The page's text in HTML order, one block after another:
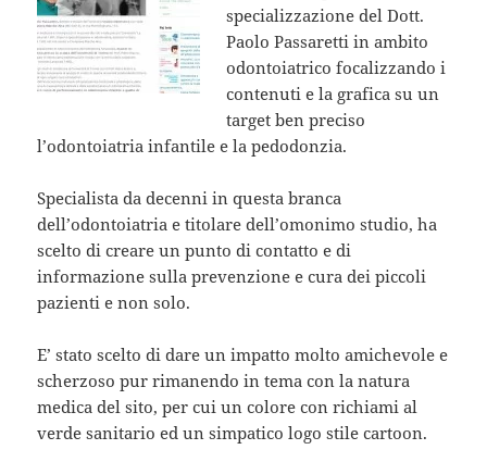
specializzazione del Dott.
Paolo Passaretti in ambito
odontoiatrico focalizzando i
contenuti e la grafica su un
target ben preciso
l’odontoiatria infantile e la pedodonzia.
Specialista da decenni in questa branca
dell’odontoiatria e titolare dell’omonimo studio, ha
scelto di creare un punto di contatto e di
informazione sulla prevenzione e cura dei piccoli
pazienti e non solo.
E’ stato scelto di dare un impatto molto amichevole e
scherzoso pur rimanendo in tema con la natura
medica del sito, per cui un colore con richiami al
verde sanitario ed un simpatico logo stile cartoon.